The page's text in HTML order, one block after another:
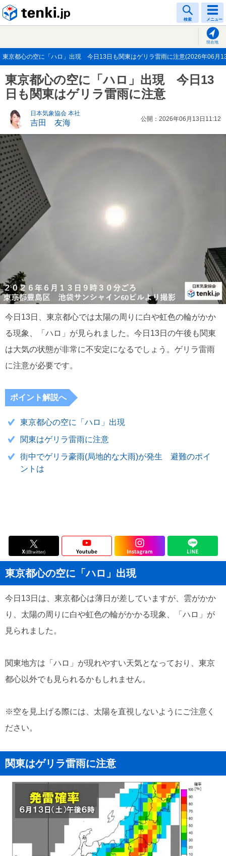
検索 メニュー
現在地
東京都心の空に「ハロ」出現 今日13日も関東はゲリラ雷雨に注意(2026年06月
東京都心の空に「ハロ」出現 今日13
日も関東はゲリラ雷雨に注意
日本気象協会 本社
吉田 友海 公開：2026年06月13日11:12
今日13日、東京都心では太陽の周りに白や虹色の輪がかか
る現象、「ハロ」が見られました。今日13日の午後も関東
は大気の状態が非常に不安定になるでしょう。ゲリラ雷雨
に注意が必要です。
ポイント解説へ
東京都心の空に「ハロ」出現
関東はゲリラ雷雨に注意
街中でゲリラ豪雨(局地的な大雨)が発生 避難のポイ
ントは
東京都心の空に「ハロ」出現
今日13日は、東京都心は薄日が差していますが、雲がかか
り、太陽の周りに白や虹色の輪がかかる現象、「ハロ」が
見られました。
関東地方は「ハロ」が現れやすい天気となっており、東京
都心以外でも見られるかもしれません。
※空を見上げる際には、太陽を直視しないようにご注意く
ださい。
関東はゲリラ雷雨に注意